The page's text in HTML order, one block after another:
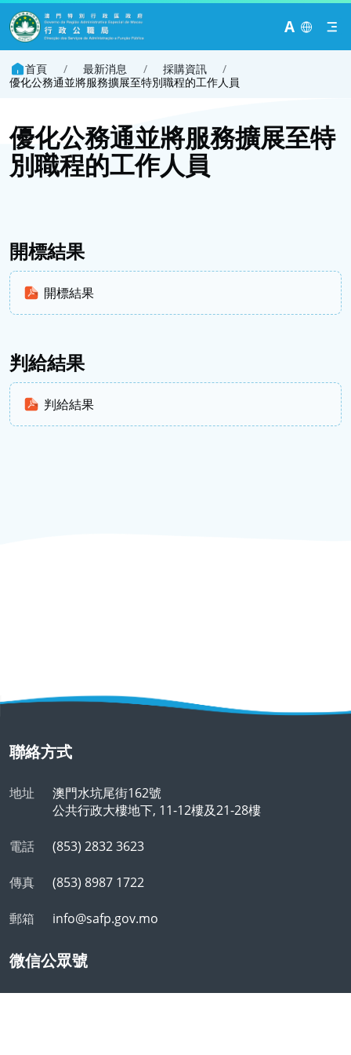
A
首頁 / 最新消息 / 採購資訊
/
優化公務通並將服務擴展至特別職程的工作人員
優化公務通並將服務擴展至特
別職程的工作人員
開標結果
開標結果
判給結果
判給結果
聯絡方式
地址
澳門水坑尾街162號
公共行政大樓地下, 11-12樓及21-28樓
電話 (853) 2832 3623
傳真 (853) 8987 1722
郵箱 info@safp.gov.mo
微信公眾號